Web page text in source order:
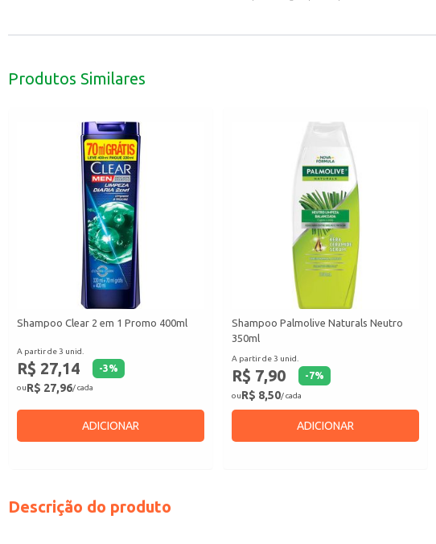
Produtos Similares
Shampoo Clear 2 em 1 Promo 400ml
A partir de 3 unid.
R$ 27,14 -3%
ouR$ 27,96/ cada
ADICIONAR
Shampoo Palmolive Naturals Neutro
350ml
A partir de 3 unid.
R$ 7,90 -7%
ouR$ 8,50/ cada
ADICIONAR
Descrição do produto